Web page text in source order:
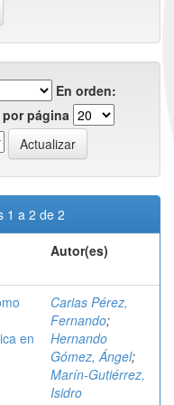
En orden:
página
1 a 2 de 2
Autor(es)
en
Carias Pérez,
Fernando;
Hernando
Gómez, Ángel;
Marín-Gutiérrez,
Isidro